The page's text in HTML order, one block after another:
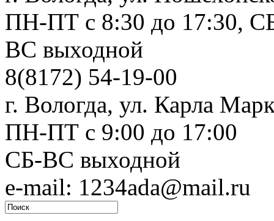
ПН-ПТ c 8:30 до 17:30,
ВС выходной
8(8172) 54-19-00
г. Вологда, ул. Карла
ПН-ПТ c 9:00 до 17:00
СБ-ВС выходной
e-mail: 1234ada@mail.ru